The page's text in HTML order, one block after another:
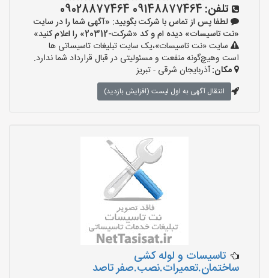
تلفن: 09148877464 09028877464
لطفا پس از تماس با شرکت بگویید: «آگهی شما را در سایت
«نت تاسیسات» دیده ام و کد «شرکت-20312» را اعلام کنید»
سایت «نت تاسیسات»،یک سایت تبلیغات تاسیساتی ها
است وهیچ‌گونه منفعت و مسئولیتی در قبال قرارداد شما ندارد.
مکان:آذربایجان شرقی - تبریز
انتقال آگهی به اول لیست (افزایش بازدید)
تاسیسات و لوله کشی
ساختمان.تعمیرات.نصب.صفر تاصد